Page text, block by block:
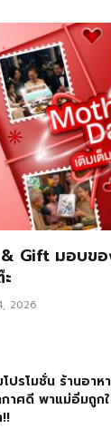
& Gift มอบข
2026
ปรโมชั่น ร้านอา
กาศดี พาแม่อิ่มถูก
!!